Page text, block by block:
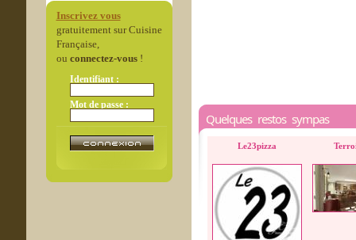
Inscrivez vous
gratuitement sur Cuisine
Française,
ou connectez-vous!
Identifiant :
Mot de passe :
Quelques restos sympas
Le23pizza